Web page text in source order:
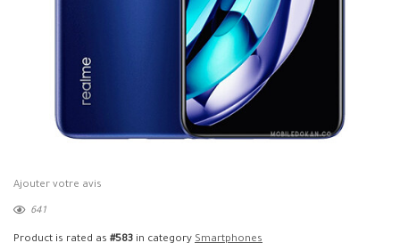
Ajouter votre avis
641
Product is rated as #583 in category Smartphones